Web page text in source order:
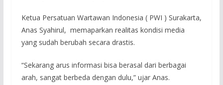
Ketua Persatuan Wartawan Indonesia ( PWI ) Surakarta,
Anas Syahirul, memaparkan realitas kondisi media
yang sudah berubah secara drastis.
“Sekarang arus informasi bisa berasal dari berbagai
arah, sangat berbeda dengan dulu,” ujar Anas.